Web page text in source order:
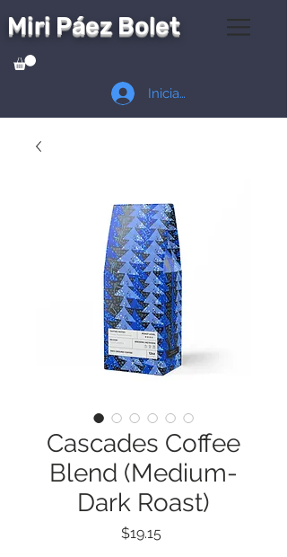
Miri Páez Bolet
Iniciar sesión
Cascades Coffee
Blend (Medium-
Dark Roast)
$19.15